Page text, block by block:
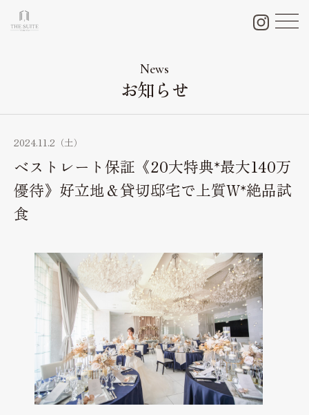
Bridal fair
料金プラン
Bridal plan
結婚式当日のおもてなし
私たちの想い
料理・ケーキ
News
お知らせ
2024.11.2（土）
ベストレート保証《20大特典*最大140万
優待》好立地＆貸切邸宅で上質W*絶品試
食